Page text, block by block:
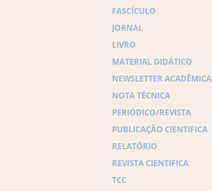
FASCÍCULO
JORNAL
LIVRO
MATERIAL DIDÁTICO
NEWSLETTER ACADÊMICA
NOTA TÉCNICA
PERIÓDICO/REVISTA
PUBLICAÇÃO CIENTIFICA
RELATÓRIO
REVISTA CIENTIFICA
TCC